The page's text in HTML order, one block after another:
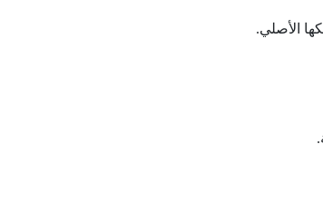
الأصلي.